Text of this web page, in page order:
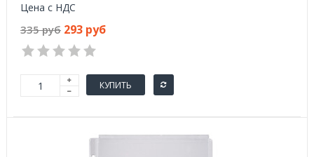
Цена с НДС
335 руб 293 руб
КУПИТЬ